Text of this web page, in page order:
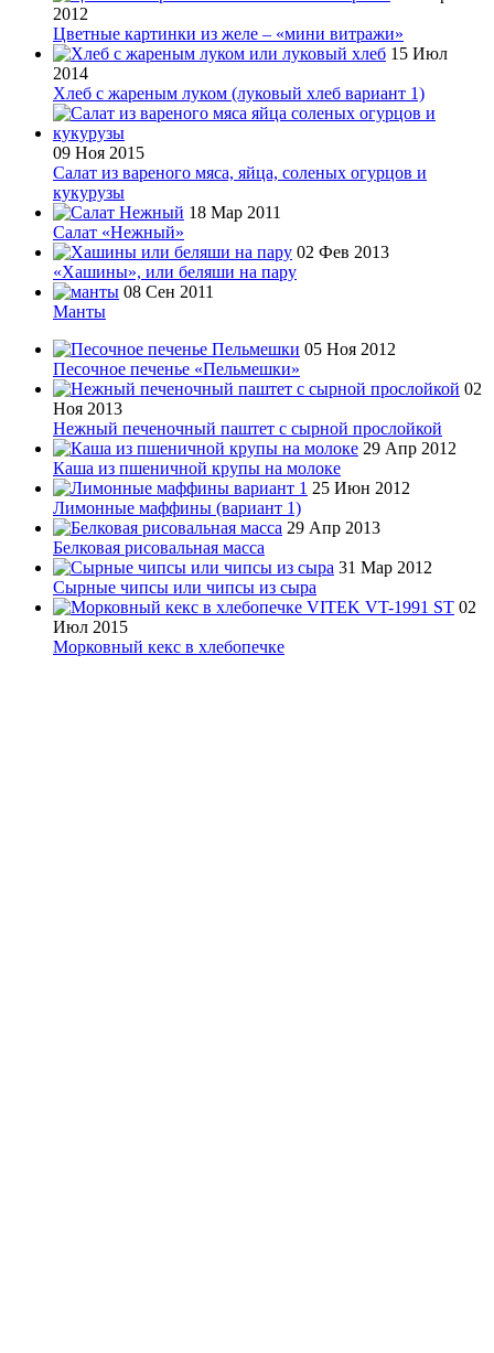
2012
Цветные картинки из желе – «мини витражи»
15 Июл
2014
Хлеб с жареным луком (луковый хлеб вариант 1)
09 Ноя 2015
Салат из вареного мяса, яйца, соленых огурцов и
кукурузы
18 Мар 2011
Салат «Нежный»
02 Фев 2013
«Хашины», или беляши на пару
08 Сен 2011
Манты
05 Ноя 2012
Песочное печенье «Пельмешки»
02
Ноя 2013
Нежный печеночный паштет с сырной прослойкой
29 Апр 2012
Каша из пшеничной крупы на молоке
25 Июн 2012
Лимонные маффины (вариант 1)
29 Апр 2013
Белковая рисовальная масса
31 Мар 2012
Сырные чипсы или чипсы из сыра
02
Июл 2015
Морковный кекс в хлебопечке